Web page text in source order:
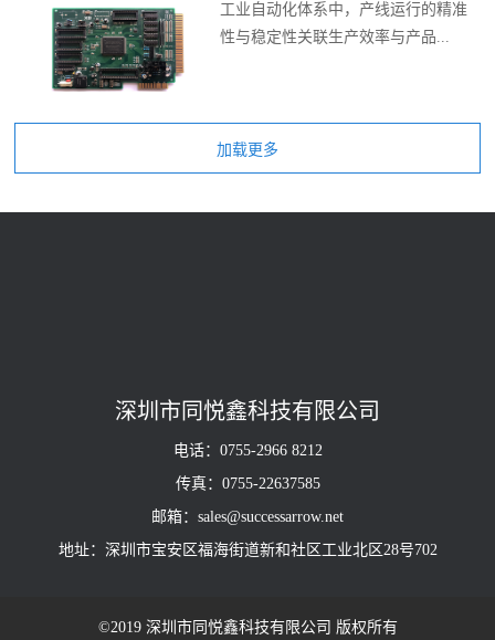
工业自动化体系中，产线运行的精准
性与稳定性关联生产效率与产品...
深圳市同悦鑫科技有限公司
电话：0755-2966 8212
传真：0755-22637585
邮箱：sales@successarrow.net
地址：深圳市宝安区福海街道新和社区工业北区28号702
©2019 深圳市同悦鑫科技有限公司 版权所有